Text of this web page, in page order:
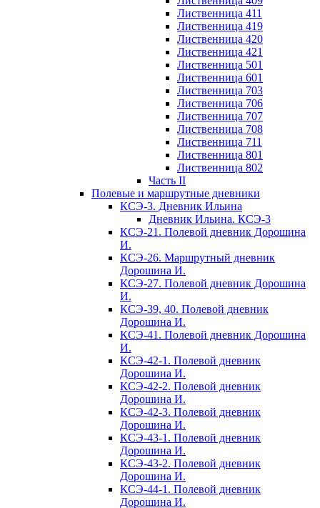
Лиственница 411
Лиственница 419
Лиственница 420
Лиственница 421
Лиственница 501
Лиственница 601
Лиственница 703
Лиственница 706
Лиственница 707
Лиственница 708
Лиственница 711
Лиственница 801
Лиственница 802
Часть II
Полевые и маршрутные дневники
КСЭ-3. Дневник Ильина
Дневник Ильина. КСЭ-3
КСЭ-21. Полевой дневник Дорошина
И.
КСЭ-26. Маршрутный дневник
Дорошина И.
КСЭ-27. Полевой дневник Дорошина
И.
КСЭ-39, 40. Полевой дневник
Дорошина И.
КСЭ-41. Полевой дневник Дорошина
И.
КСЭ-42-1. Полевой дневник
Дорошина И.
КСЭ-42-2. Полевой дневник
Дорошина И.
КСЭ-42-3. Полевой дневник
Дорошина И.
КСЭ-43-1. Полевой дневник
Дорошина И.
КСЭ-43-2. Полевой дневник
Дорошина И.
КСЭ-44-1. Полевой дневник
Дорошина И.